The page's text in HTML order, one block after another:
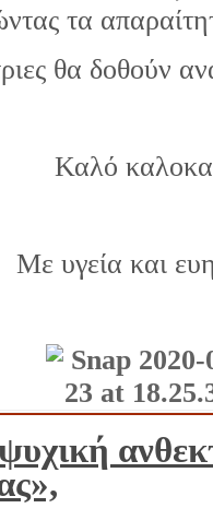
τα
θα δοθούν
Καλό
Με υγεία και